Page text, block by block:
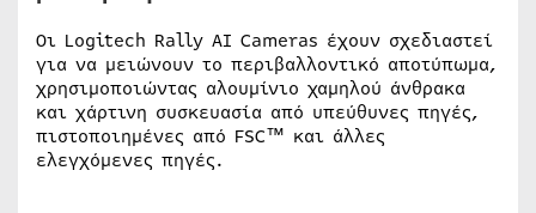
Οι Logitech Rally AI Cameras έχουν σχεδιαστεί
για να μειώνουν το περιβαλλοντικό αποτύπωμα,
χρησιμοποιώντας αλουμίνιο χαμηλού άνθρακα
και χάρτινη συσκευασία από υπεύθυνες πηγές,
πιστοποιημένες από FSC™ και άλλες
ελεγχόμενες πηγές.